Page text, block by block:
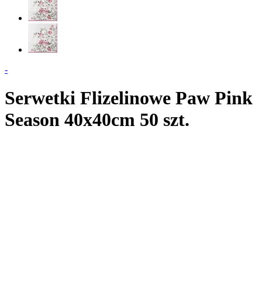
-
Serwetki Flizelinowe Paw Pink
Season 40x40cm 50 szt.